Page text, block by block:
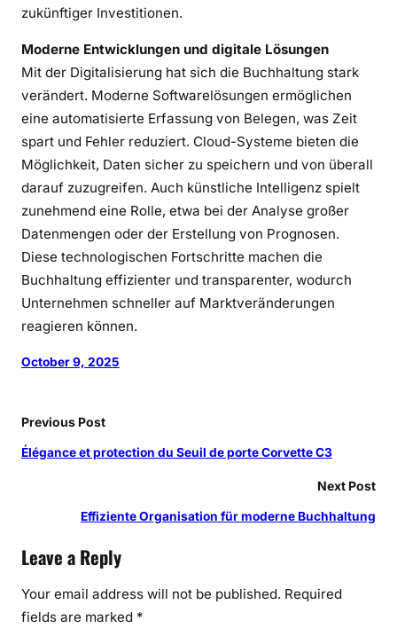
n
e
h
m
e
n
zukünftiger Investitionen.
Moderne Entwicklungen und digitale Lösungen
Mit der Digitalisierung hat sich die Buchhaltung stark
verändert. Moderne Softwarelösungen ermöglichen
eine automatisierte Erfassung von Belegen, was Zeit
spart und Fehler reduziert. Cloud-Systeme bieten die
Möglichkeit, Daten sicher zu speichern und von überall
darauf zuzugreifen. Auch künstliche Intelligenz spielt
zunehmend eine Rolle, etwa bei der Analyse großer
Datenmengen oder der Erstellung von Prognosen.
Diese technologischen Fortschritte machen die
Buchhaltung effizienter und transparenter, wodurch
Unternehmen schneller auf Marktveränderungen
reagieren können.
October 9, 2025
Previous Post
Élégance et protection du Seuil de porte Corvette C3
Next Post
Effiziente Organisation für moderne Buchhaltung
Leave a Reply
Your email address will not be published. Required
fields are marked *